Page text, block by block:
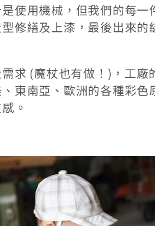
使用機械，但我們的每
修繕及上漆，最後出來
求 (魔杖也有做！)，工
東南亞、歐洲的各種彩
。